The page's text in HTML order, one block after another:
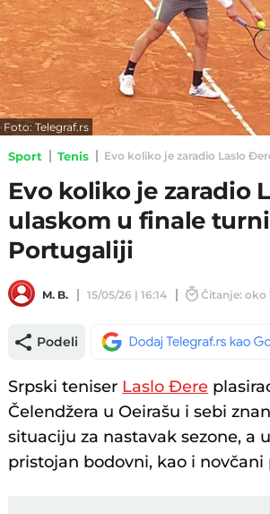
Foto: Telegraf.rs
Sport Tenis Evo koliko je zaradio Laslo
Evo koliko je zaradio
ulaskom u finale
Portugaliji
M. B. 15/05/26 | 16:14 Čitanje: oko
Podeli
Srpski teniser Laslo Đere
Čelendžera u Oeirašu i sebi
situaciju za nastavak sezone, a
pristojan bodovni, kao i novčani